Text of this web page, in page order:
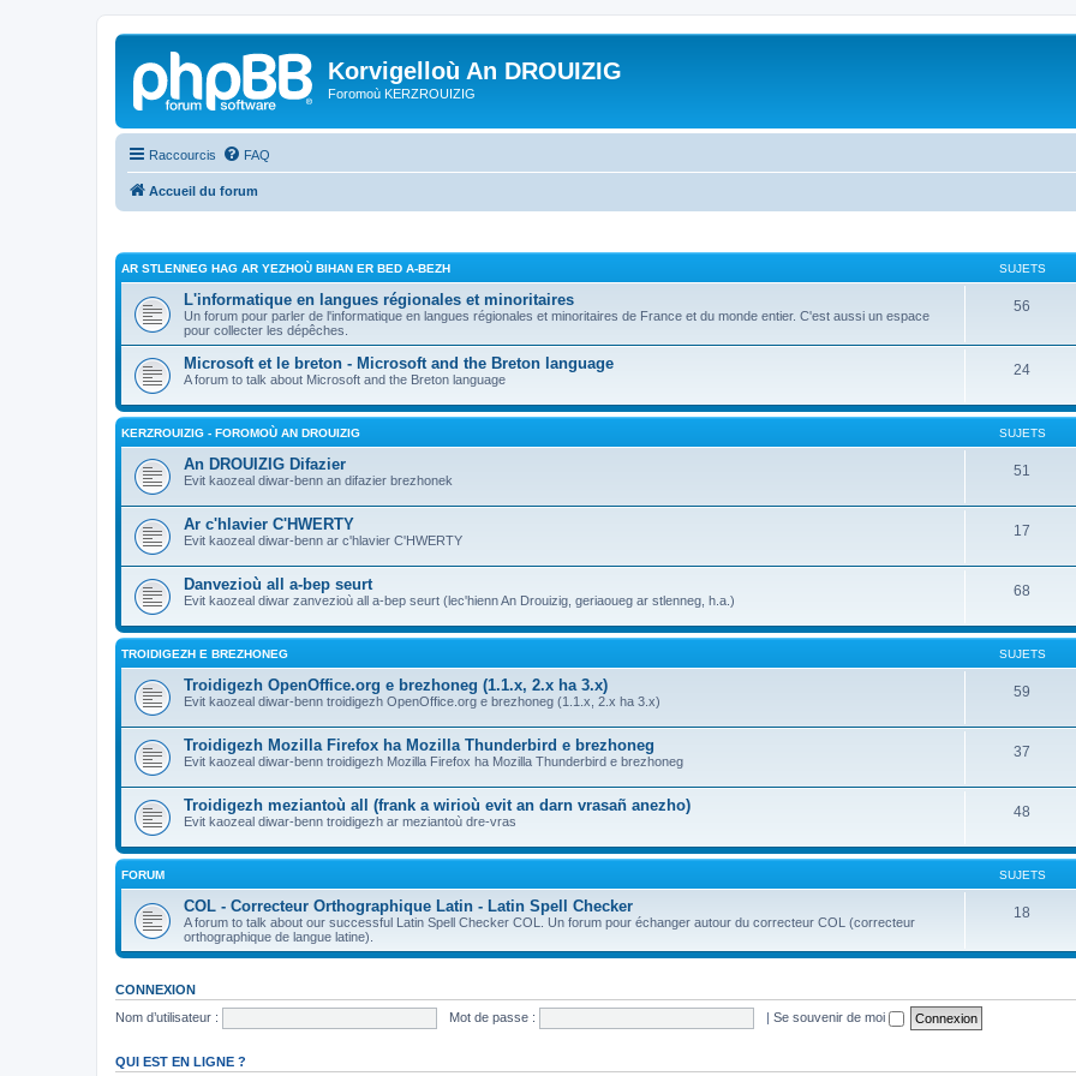
Korvigelloù An DROUIZIG
Foromoù KERZROUIZIG
Raccourcis FAQ
Accueil du forum
AR STLENNEG HAG AR YEZHOÙ BIHAN ER BED A-BEZH SUJETS
L'informatique en langues régionales et minoritaires
Un forum pour parler de l'informatique en langues régionales et minoritaires de France et du monde entier. C'est aussi un espace
pour collecter les dépêches.
56
Microsoft et le breton - Microsoft and the Breton language
A forum to talk about Microsoft and the Breton language
24
KERZROUIZIG - FOROMOÙ AN DROUIZIG SUJETS
An DROUIZIG Difazier
Evit kaozeal diwar-benn an difazier brezhonek
51
Ar c'hlavier C'HWERTY
Evit kaozeal diwar-benn ar c'hlavier C'HWERTY
17
Danvezioù all a-bep seurt
Evit kaozeal diwar zanvezioù all a-bep seurt (lec'hienn An Drouizig, geriaoueg ar stlenneg, h.a.)
68
TROIDIGEZH E BREZHONEG SUJETS
Troidigezh OpenOffice.org e brezhoneg (1.1.x, 2.x ha 3.x)
Evit kaozeal diwar-benn troidigezh OpenOffice.org e brezhoneg (1.1.x, 2.x ha 3.x)
59
Troidigezh Mozilla Firefox ha Mozilla Thunderbird e brezhoneg
Evit kaozeal diwar-benn troidigezh Mozilla Firefox ha Mozilla Thunderbird e brezhoneg
37
Troidigezh meziantoù all (frank a wirioù evit an darn vrasañ anezho)
Evit kaozeal diwar-benn troidigezh ar meziantoù dre-vras
48
FORUM SUJETS
COL - Correcteur Orthographique Latin - Latin Spell Checker
A forum to talk about our successful Latin Spell Checker COL. Un forum pour échanger autour du correcteur COL (correcteur
orthographique de langue latine).
18
CONNEXION
Nom d’utilisateur :
Mot de passe : | Se souvenir de moi
QUI EST EN LIGNE ?